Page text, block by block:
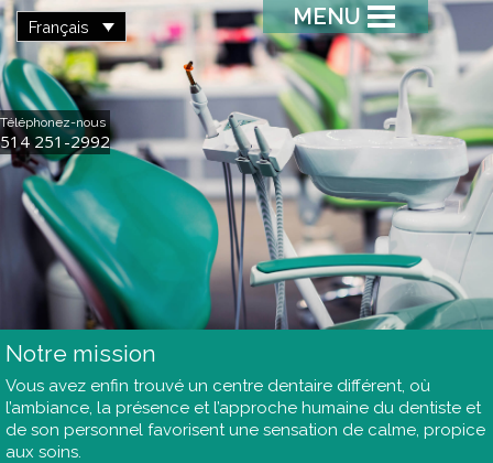
Français MENU
Notre mission
Vous avez enfin trouvé un centre dentaire différent, où
l’ambiance, la présence et l’approche humaine du dentiste et
de son personnel favorisent une sensation de calme, propice
aux soins.
Téléphonez-nous
514 251-2992